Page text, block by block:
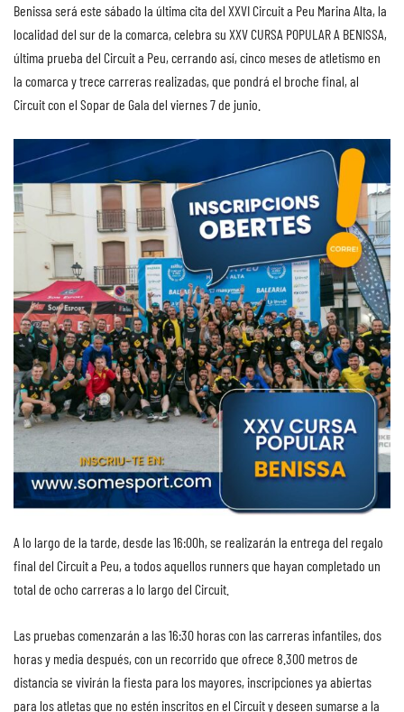
Benissa será este sábado la última cita del XXVI Circuit a Peu Marina Alta, la
localidad del sur de la comarca, celebra su XXV CURSA POPULAR A BENISSA,
última prueba del Circuit a Peu, cerrando así, cinco meses de atletismo en
la comarca y trece carreras realizadas, que pondrá el broche final, al
Circuit con el Sopar de Gala del viernes 7 de junio.
A lo largo de la tarde, desde las 16:00h, se realizarán la entrega del regalo
final del Circuit a Peu, a todos aquellos runners que hayan completado un
total de ocho carreras a lo largo del Circuit.
Las pruebas comenzarán a las 16:30 horas con las carreras infantiles, dos
horas y media después, con un recorrido que ofrece 8.300 metros de
distancia se vivirán la fiesta para los mayores, inscripciones ya abiertas
para los atletas que no estén inscritos en el Circuit y deseen sumarse a la